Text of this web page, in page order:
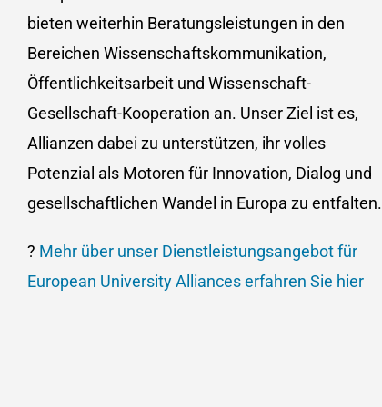
bieten weiterhin Beratungsleistungen in den
Bereichen Wissenschaftskommunikation,
Öffentlichkeitsarbeit und Wissenschaft-
Gesellschaft-Kooperation an. Unser Ziel ist es,
Allianzen dabei zu unterstützen, ihr volles
Potenzial als Motoren für Innovation, Dialog und
gesellschaftlichen Wandel in Europa zu entfalten.​
? Mehr über unser Dienstleistungsangebot für
European University Alliances erfahren Sie hier